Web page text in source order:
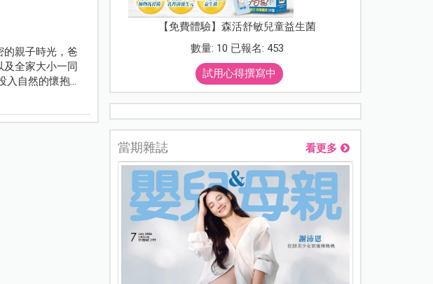
親子時光，爸
及全家大小一同
入自然的懷抱
【免費體驗】森活舒敏兒童益生菌
數量: 10 已報名: 453
試用心得撰寫中
當期雜誌 看更多